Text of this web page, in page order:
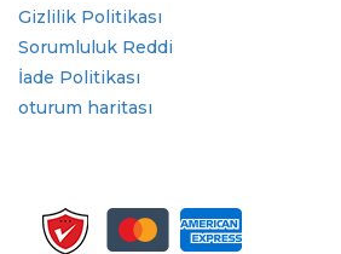
Gizlilik Politikası
Sorumluluk Reddi
İade Politikası
oturum haritası